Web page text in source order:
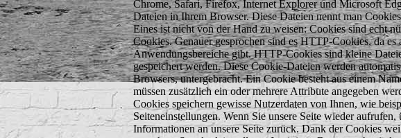
Chrome, Safari, Firefox, Internet Explorer und Microsoft
Dateien in Ihrem Browser. Diese Dateien nennt man
Eines ist nicht von der Hand zu weisen: Cookies sind echt
Cookies. Genauer gesprochen sind es HTTP-Cookies, da
Anwendungsbereiche gibt. HTTP-Cookies sind kleine
gespeichert werden. Diese Cookie-Dateien werden
Browsers, untergebracht. Ein Cookie besteht aus einem
müssen zusätzlich ein oder mehrere Attribute angegeben
Cookies speichern gewisse Nutzerdaten von Ihnen, wie
Seiteneinstellungen. Wenn Sie unsere Seite wieder
Informationen an unsere Seite zurück. Dank der Cookies